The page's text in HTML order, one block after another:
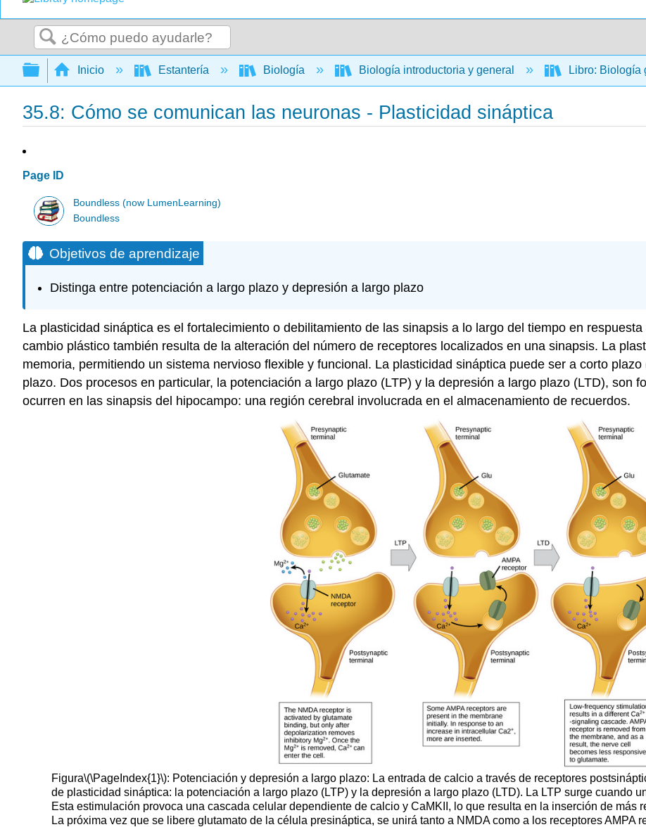
Buscar
Expandir/contraer jerarquía global
Inicio Estantería Biología Biología introductoria y general Libro: Biología
35.8: Cómo se comunican las neuronas - Plasticidad sináptica
Page ID
Boundless (now LumenLearning)
Boundless
Objetivos de aprendizaje
Distinga entre potenciación a largo plazo y depresión a largo plazo
La plasticidad sináptica es el fortalecimiento o debilitamiento de las sinapsis a lo largo del tiempo en
cambio plástico también resulta de la alteración del número de receptores localizados en una sinapsis. La
memoria, permitiendo un sistema nervioso flexible y funcional. La plasticidad sináptica puede ser a corto
plazo. Dos procesos en particular, la potenciación a largo plazo (LTP) y la depresión a largo plazo (LTD), son
ocurren en las sinapsis del hipocampo: una región cerebral involucrada en el almacenamiento de recuerdos.
Figura\(\PageIndex{1}\): Potenciación y depresión a largo plazo: La entrada de calcio a través de receptores
de plasticidad sináptica: la potenciación a largo plazo (LTP) y la depresión a largo plazo (LTD). La LTP surge cuando
Esta estimulación provoca una cascada celular dependiente de calcio y CaMKII, lo que resulta en la inserción de más
La próxima vez que se libere glutamato de la célula presináptica, se unirá tanto a NMDA como a los receptores AMPA